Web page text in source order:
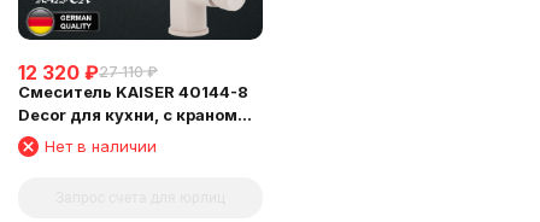
12 320 ₽27 110 ₽
Смеситель KAISER 40144-8
Decor для кухни, с краном
для питьевой воды,
песочный
Нет в наличии